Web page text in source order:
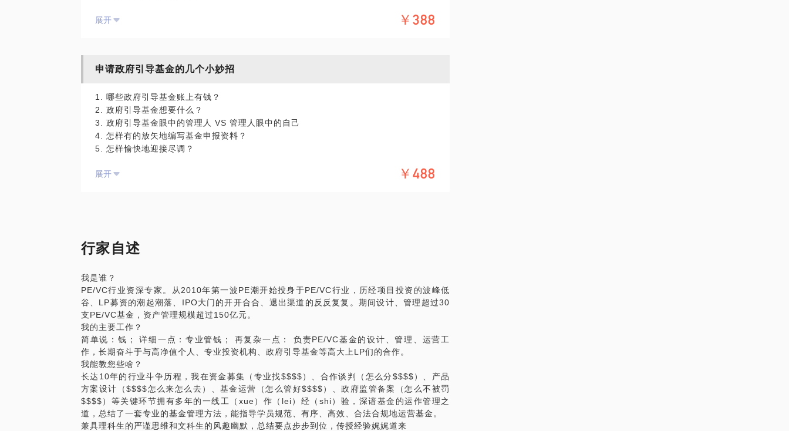
政府引导基金管理人们：
怎么才能做到花小钱办大事、办好事，我们一起来聊一聊吧。
展开 ￥388
申请政府引导基金的几个小妙招
1. 哪些政府引导基金账上有钱？
2. 政府引导基金想要什么？
3. 政府引导基金眼中的管理人 VS 管理人眼中的自己
4. 怎样有的放矢地编写基金申报资料？
5. 怎样愉快地迎接尽调？
约见前请提前告知希望了解的问题，如果您已经有申报目标，也请提前告知。谢谢。
展开 ￥488
行家自述
我是谁？
PE/VC行业资深专家。从2010年第一波PE潮开始投身于PE/VC行业，历经项目投资的波峰低
谷、LP募资的潮起潮落、IPO大门的开开合合、退出渠道的反反复复。期间设计、管理超过30
支PE/VC基金，资产管理规模超过150亿元。
我的主要工作？
简单说：钱； 详细一点：专业管钱； 再复杂一点： 负责PE/VC基金的设计、管理、运营工
作，长期奋斗于与高净值个人、专业投资机构、政府引导基金等高大上LP们的合作。
我能教您些啥？
长达10年的行业斗争历程，我在资金募集（专业找$$$$）、合作谈判（怎么分$$$$）、产品
方案设计（$$$$怎么来怎么去）、基金运营（怎么管好$$$$）、政府监管备案（怎么不被罚
$$$$）等关键环节拥有多年的一线工（xue）作（lei）经（shi）验，深谙基金的运作管理之
道，总结了一套专业的基金管理方法，能指导学员规范、有序、高效、合法合规地运营基金。
兼具理科生的严谨思维和文科生的风趣幽默，总结要点步步到位，传授经验娓娓道来